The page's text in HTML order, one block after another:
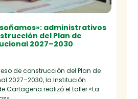
administrativos
del Plan de
2027–2030
de construcción del Plan de
2027–2030, la Institución
Cartagena realizó el taller «La